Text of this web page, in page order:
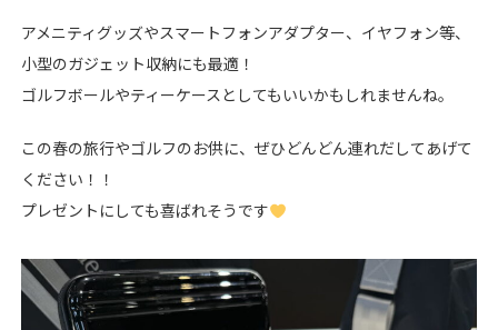
アメニティグッズやスマートフォンアダプター、イヤフォン等、
小型のガジェット収納にも最適！
ゴルフボールやティーケースとしてもいいかもしれませんね。
この春の旅行やゴルフのお供に、ぜひどんどん連れだしてあげて
ください！！
プレゼントにしても喜ばれそうです